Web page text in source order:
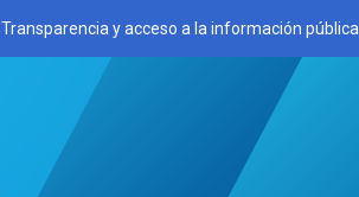
Transparencia y acceso a la información pública